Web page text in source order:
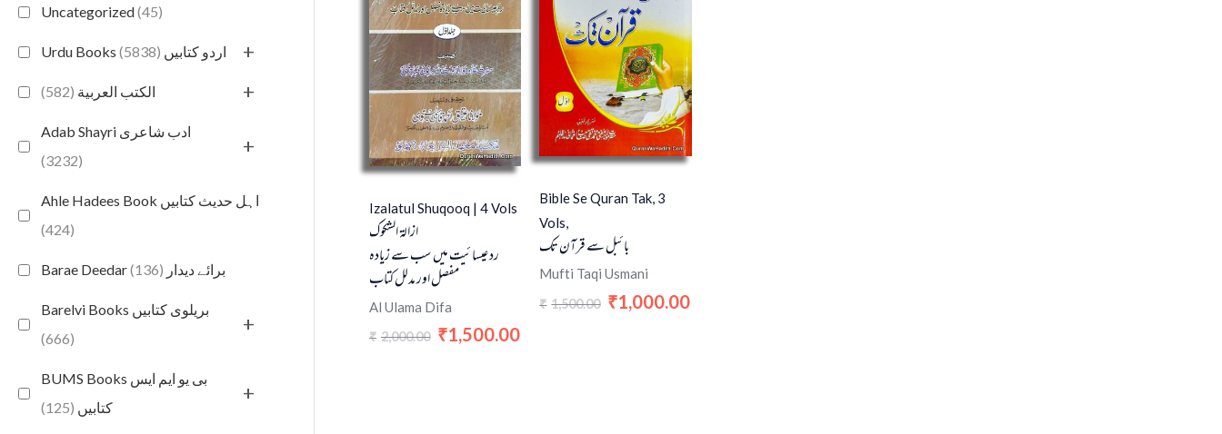
Uncategorized(45)
Urdu Books اردو کتابیں (5838) +
الكتب العربية (582) +
Adab Shayri ادب شاعری
(3232)
+
Ahle Hadees Book اہل حدیث کتابیں
(424)
Barae Deedar برائے دیدار (136)
Barelvi Books بریلوی کتابیں
(666)
+
BUMS Books بی یو ایم ایس
کتابیں (125)
+
Izalatul Shuqooq | 4 Vols
ازالۃ الشکوک
رد عیسائیت میں سب سے زیادہ
مفصل اور مدلل کتاب
Al Ulama Difa
₹ 2,000.00 ₹1,500.00
Bible Se Quran Tak, 3
Vols,
بائبل سے قرآن تک
Mufti Taqi Usmani
₹ 1,500.00 ₹1,000.00